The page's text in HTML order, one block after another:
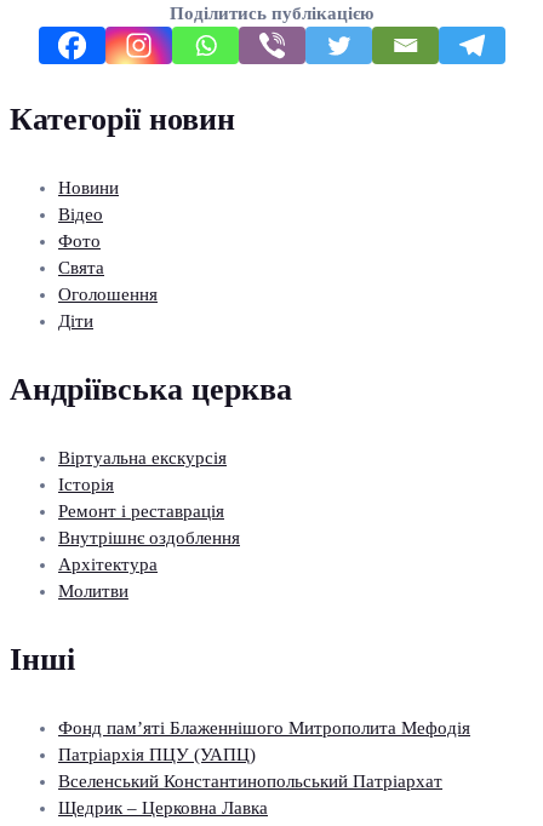
Поділитись публікацією
Категорії новин
Новини
Відео
Фото
Свята
Оголошення
Діти
Андріївська церква
Віртуальна екскурсія
Історія
Ремонт і реставрація
Внутрішнє оздоблення
Архітектура
Молитви
Інші
Фонд пам’яті Блаженнішого Митрополита Мефодія
Патріархія ПЦУ (УАПЦ)
Вселенський Константинопольський Патріархат
Щедрик – Церковна Лавка